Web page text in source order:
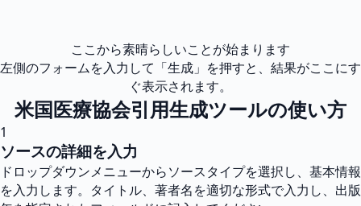
ここから素晴らしいことが始まります
左側のフォームを入力して「生成」を押すと、結果がここにす
ぐ表示されます。
米国医療協会引用生成ツールの使い方
1
ソースの詳細を入力
ドロップダウンメニューからソースタイプを選択し、基本情報
を入力します。タイトル、著者名を適切な形式で入力し、出版